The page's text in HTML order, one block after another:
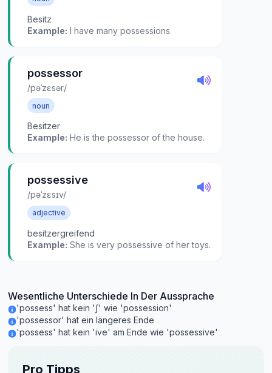
Besitz
Example: I have many possessions.
possessor
/pəˈzɛsər/
noun
Besitzer
Example: He is the possessor of the house.
possessive
/pəˈzɛsɪv/
adjective
besitzergreifend
Example: She is very possessive of her toys.
Wesentliche Unterschiede In Der Aussprache
'possess' hat kein 'ʃ' wie 'possession'
'possessor' hat ein längeres Ende
'possess' hat kein 'ive' am Ende wie 'possessive'
Pro Tipps